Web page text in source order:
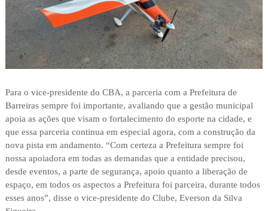
Para o vice-presidente do CBA, a parceria com a Prefeitura de
Barreiras sempre foi importante, avaliando que a gestão municipal
apoia as ações que visam o fortalecimento do esporte na cidade, e
que essa parceria continua em especial agora, com a construção da
nova pista em andamento. “Com certeza a Prefeitura sempre foi
nossa apoiadora em todas as demandas que a entidade precisou,
desde eventos, a parte de segurança, apoio quanto a liberação de
espaço, em todos os aspectos a Prefeitura foi parceira, durante todos
esses anos”, disse o vice-presidente do Clube, Everson da Silva